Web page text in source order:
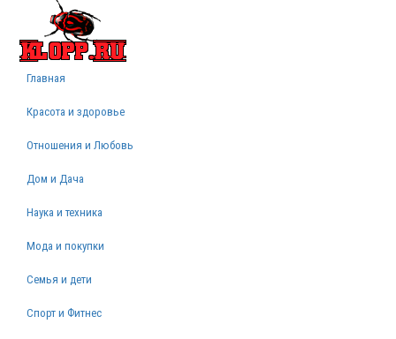
Главная
Красота и здоровье
Отношения и Любовь
Дом и Дача
Наука и техника
Мода и покупки
Семья и дети
Спорт и Фитнес